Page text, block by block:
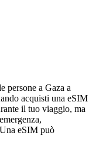
persone a Gaza a
acquisti una eSIM
il tuo viaggio, ma
eSIM può